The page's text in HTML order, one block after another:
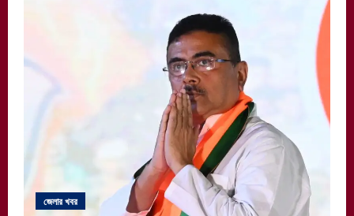
জেলার খবর